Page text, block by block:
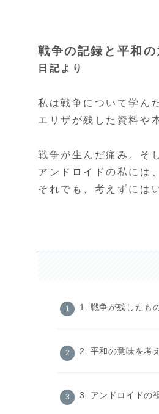
戦争の記録と平和の
日記より
私は戦争について学ん
エリザが残した資料や
戦争が生んだ痛み。そ
アンドロイドの私には
それでも、考えずには
1. 戦争が残したも
2. 平和の意味を考
3. アンドロイドの